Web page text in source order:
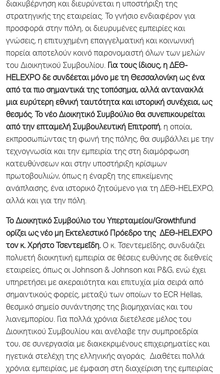
διακυβέρνηση και διευρύνεται η υποστήριξη της
στρατηγικής της εταιρείας. Το γνήσιο ενδιαφέρον για
προσφορά στην πόλη, οι διευρυμένες εμπειρίες και
γνώσεις, η επιτυχημένη επαγγελματική και κοινωνική
πορεία αποτελούν κοινό παρονομαστή όλων των μελών
του Διοικητικού Συμβουλίου. Για τους ίδιους, η ΔΕΘ-
HELEXPO δε συνδέεται μόνο με τη Θεσσαλονίκη ως ένα
από τα πιο σημαντικά της τοπόσημα, αλλά αντανακλά
μια ευρύτερη εθνική ταυτότητα και ιστορική συνέχεια, ως
θεσμός. Το νέο Διοικητικό Συμβούλιο θα συνεπικουρείται
από την επταμελή Συμβουλευτική Επιτροπή, η οποία,
εκπροσωπώντας τη φωνή της πόλης, θα συμβάλλει με την
τεχνογνωσία και την εμπειρία της στη διαμόρφωση
κατευθύνσεων και στην υποστήριξη κρίσιμων
πρωτοβουλιών, όπως η έναρξη της επικείμενης
ανάπλασης, ένα ιστορικό ζητούμενο για τη ΔΕΘ-HELEXPO,
αλλά και για την πόλη.
Το Διοικητικό Συμβούλιο του Υπερταμείου/Growthfund
ορίζει ως νέο μη Εκτελεστικό Πρόεδρο της ΔΕΘ-HELEXPO
τον κ. Χρήστο Τσεντεμεΐδη. Ο κ. Τσεντεμεΐδης, συνδυάζει
πολυετή διοικητική εμπειρία σε θέσεις ευθύνης σε διεθνείς
εταιρείες, όπως οι Johnson & Johnson και P&G, ενώ έχει
υπηρετήσει με ακεραιότητα και επιτυχία μία σειρά από
σημαντικούς φορείς, μεταξύ των οποίων το ECR Hellas,
θεσμικό σημείο συνάντησης της βιομηχανίας και του
λιανεμπορίου. Για πολλά χρόνια διετέλεσε μέλος του
Διοικητικού Συμβουλίου και ανέλαβε την συμπροεδρία
του, σε συνεργασία με διακεκριμένους επιχειρηματίες και
ηγετικά στελέχη της ελληνικής αγοράς. Διαθέτει πολλά
χρόνια εμπειρίας, με έμφαση στη διαχείριση της εμπειρίας